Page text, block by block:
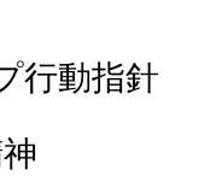
行動指針